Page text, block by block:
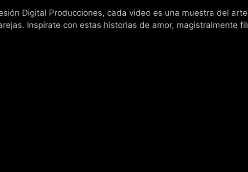
Digital Producciones, cada video es una muestra del
Inspírate con estas historias de amor, magistralmente